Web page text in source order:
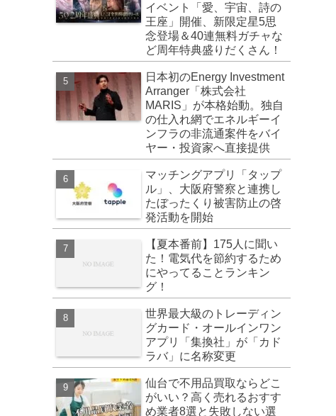
イベント「愛、宇宙、詩の
王座」開催、新限定星5思
念登場＆40連無料ガチャな
ど周年特典盛りだくさん！
日本初のEnergy Investment
Arranger「株式会社
MARIS」が本格始動。独自
の仕入れ網でエネルギーイ
ンフラの非流通案件をバイ
ヤー・投資家へ直接提供
マッチングアプリ「タップ
ル」、大阪府警察と連携し
たぼったくり被害防止の啓
発活動を開始
【夏本番前】175人に聞い
た！電気代を節約するため
にやってることランキン
グ！
世界最大級のトレーディン
グカード・オールインワン
アプリ「集換社」が「カド
ラバ」に名称変更
仙台で不用品買取ならどこ
がいい？高く売れるおすす
め業者8選と失敗しない選